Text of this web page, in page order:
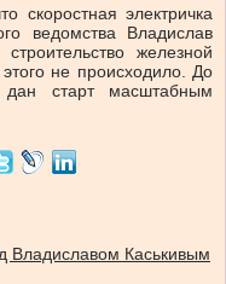
скоростная электричка
ведомства Владислав
железной
не происходило. До
дан старт масштабным
Владиславом Каськивым